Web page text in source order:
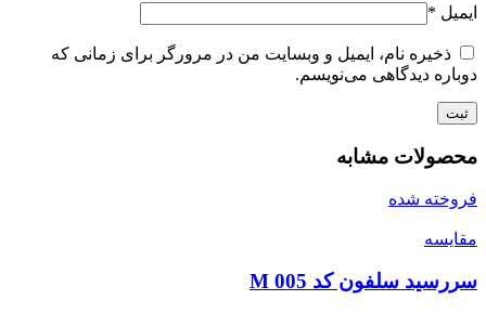
ایمیل *
ذخیره نام، ایمیل و وبسایت من در مرورگر برای زمانی که
دوباره دیدگاهی می‌نویسم.
محصولات مشابه
فروخته شده
مقايسه
سررسید سلفون کد M 005